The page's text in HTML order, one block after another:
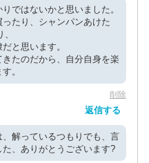
ではないかと思いました。
たり、シャンパンあけた
と思います。
たのだから、自分自身を楽
。
削除
返信する
解っているつもりでも、言
、ありがとうございます?